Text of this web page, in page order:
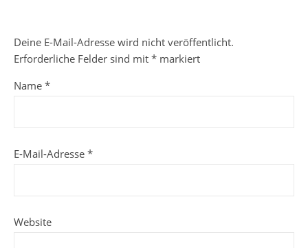
Deine E-Mail-Adresse wird nicht veröffentlicht.
Erforderliche Felder sind mit * markiert
Name *
E-Mail-Adresse *
Website